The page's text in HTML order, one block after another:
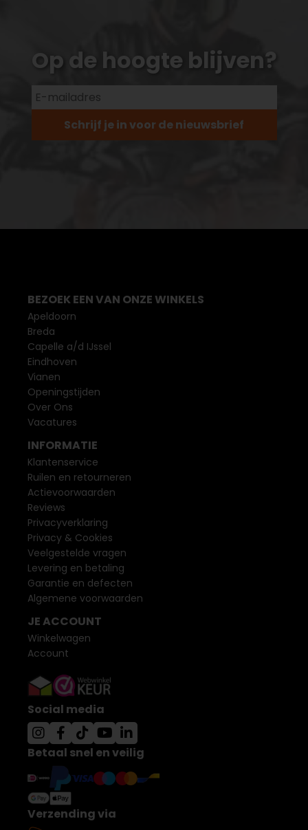
Op de hoogte blijven?
Schrijf je in voor de nieuwsbrief
BEZOEK EEN VAN ONZE WINKELS
Apeldoorn
Breda
Capelle a/d IJssel
Eindhoven
Vianen
Openingstijden
Over Ons
Vacatures
INFORMATIE
Klantenservice
Ruilen en retourneren
Actievoorwaarden
Reviews
Privacyverklaring
Privacy & Cookies
Veelgestelde vragen
Levering en betaling
Garantie en defecten
Algemene voorwaarden
JE ACCOUNT
Winkelwagen
Account
Social media
Betaal snel en veilig
Verzending via